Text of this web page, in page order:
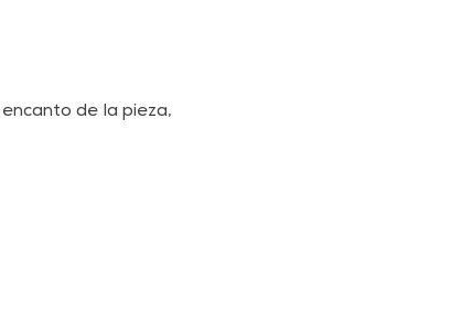
de la pieza,